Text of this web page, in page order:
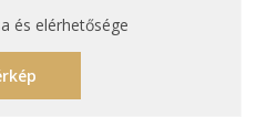
és elérhetősége